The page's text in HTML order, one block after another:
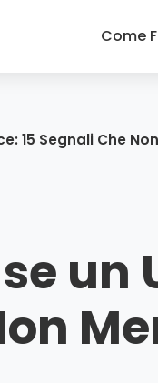
Come
15 Segnali Che
un